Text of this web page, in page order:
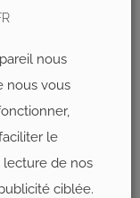
nous
nous vous
le
lecture de nos
ciblée.